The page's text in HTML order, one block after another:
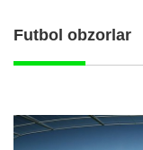
Futbol obzorlar